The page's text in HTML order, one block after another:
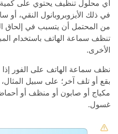
أي محلول تنظيف يحتوي على كمية
في ذلك الأيزوبروبانول النقي، أو
من المحتمل أن يتسبب في إلحاق
تنظف سماعة الهاتف باستخدام
الأخرى.
نظف سماعة الهاتف على الفور
بقع أو تلف آخر؛ على سبيل
مكياج أو صابون أو منظف أو
غسول.